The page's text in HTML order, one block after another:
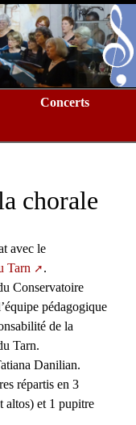
Concerts
chorale
avec le
Tarn
.
Conservatoire
pédagogique
de la
Tarn.
Danilian.
répartis en 3
altos) et 1 pupitre